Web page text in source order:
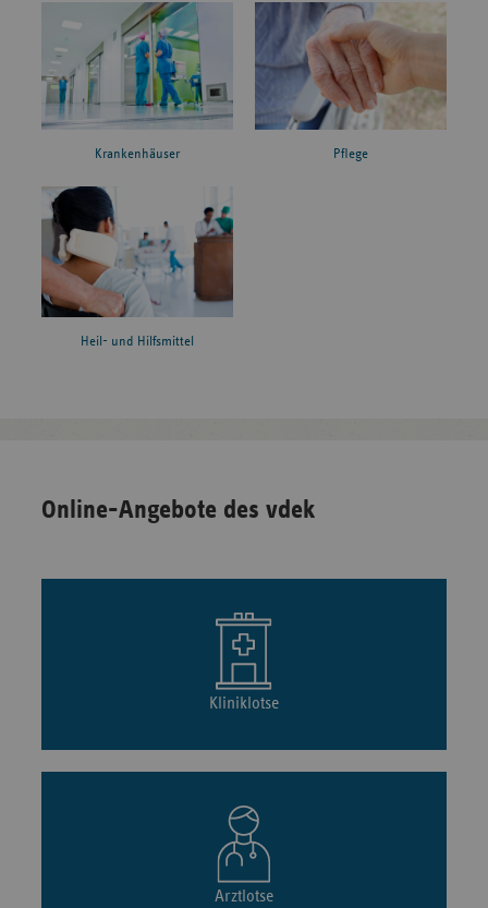
Krankenhäuser Pflege
Heil- und Hilfsmittel
Online-Angebote des vdek
Kliniklotse
Arztlotse